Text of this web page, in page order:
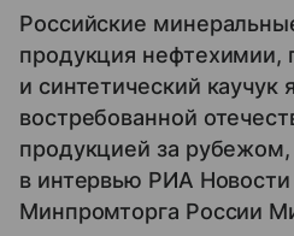
Российские
продукция нефтехимии,
и синтетический каучук
востребованной
продукцией за рубежом,
в интервью РИА Новости
Минпромторга России